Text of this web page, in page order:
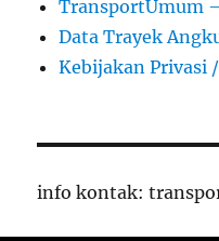
TransportUmum
Data Trayek
Kebijakan Privasi
info kontak: